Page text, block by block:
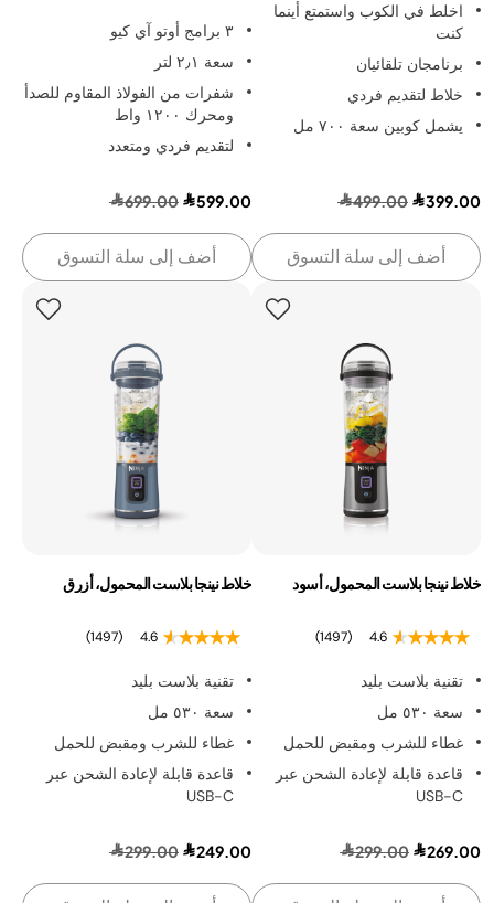
اخلط في الكوب واستمتع أينما
كنت
برنامجان تلقائيان
خلاط لتقديم فردي
يشمل كوبين سعة ٧٠٠ مل
399.00
499.00
أضف إلى سلة التسوق
٣ برامج أوتو آي كيو
سعة ٢٫١ لتر
شفرات من الفولاذ المقاوم للصدأ
ومحرك ١٢٠٠ واط
لتقديم فردي ومتعدد
599.00
699.00
أضف إلى سلة التسوق
خلاط نينجا بلاست المحمول، أسود
4.6
(1497)
تقنية بلاست بليد
سعة ٥٣٠ مل
غطاء للشرب ومقبض للحمل
قاعدة قابلة لإعادة الشحن عبر
USB-C
269.00
299.00
خلاط نينجا بلاست المحمول، أزرق
4.6
(1497)
تقنية بلاست بليد
سعة ٥٣٠ مل
غطاء للشرب ومقبض للحمل
قاعدة قابلة لإعادة الشحن عبر
USB-C
249.00
299.00